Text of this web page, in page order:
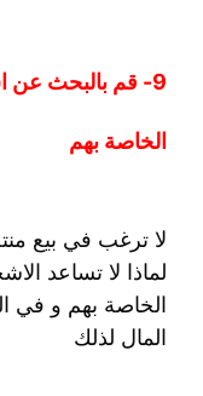
9- قم بالبحث عن
الخاصة بهم
لا ترغب في بيع
لماذا لا تساعد
الخاصة بهم و في
المال لذلك